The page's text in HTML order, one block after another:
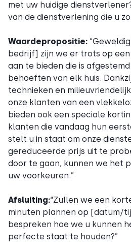
met uw huidige
van de dienstverlening die u
Waardepropositie:
bedrijf] zijn we er trots op
aan te bieden die is
behoeften van elk huis.
technieken en
onze klanten van een
bieden ook een speciale
klanten die vandaag hun
stelt u in staat om onze
gereduceerde prijs uit te
door te gaan, kunnen we het
uw voorkeuren.”
Afsluiting:“Zullen we een
minuten plannen op [datum/
bespreken hoe we u kunnen
perfecte staat te houden?”